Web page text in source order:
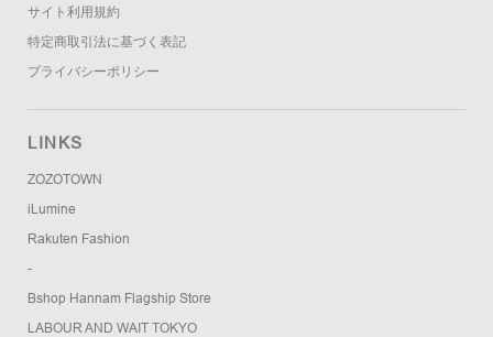
サイト利用規約
特定商取引法に基づく表記
プライバシーポリシー
LINKS
ZOZOTOWN
iLumine
Rakuten Fashion
-
Bshop Hannam Flagship Store
LABOUR AND WAIT TOKYO